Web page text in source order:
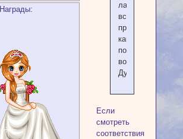
Награды:
ладони)
все
прошло,
как
по
волшебству.
Думаю.
Если
смотреть
соответствия